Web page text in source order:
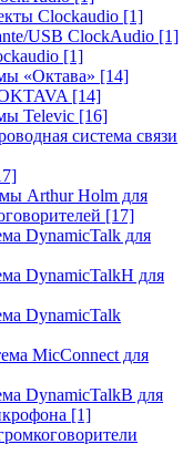
Clockaudio [1]
USB ClockAudio [1]
[1]
«Октава» [14]
[14]
Televic [16]
система связи
Arthur Holm для
[17]
DynamicTalk для
DynamicTalkH для
DynamicTalk
MicConnect для
DynamicTalkB для
[1]